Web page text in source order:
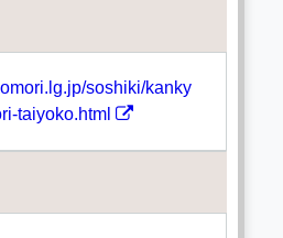
soshiki/kanky
taiyoko.html